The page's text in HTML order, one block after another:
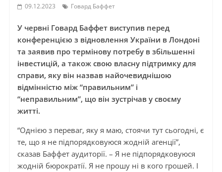
09.12.2023 Говард Баффет
У червні Говард Баффет виступив перед
конференцією з відновлення України в Лондоні
та заявив про термінову потребу в збільшенні
інвестицій, а також свою власну підтримку для
справи, яку він назвав найочевиднішою
відмінністю між “правильним” і
“неправильним”, що він зустрічав у своєму
житті.
“Однією з переваг, яку я маю, стоячи тут сьогодні, є
те, що я не підпорядковуюся жодній агенції”,
сказав Баффет аудиторії. – Я не підпорядковуюся
жодній бюрократії. Я не прошу ні в кого грошей. І